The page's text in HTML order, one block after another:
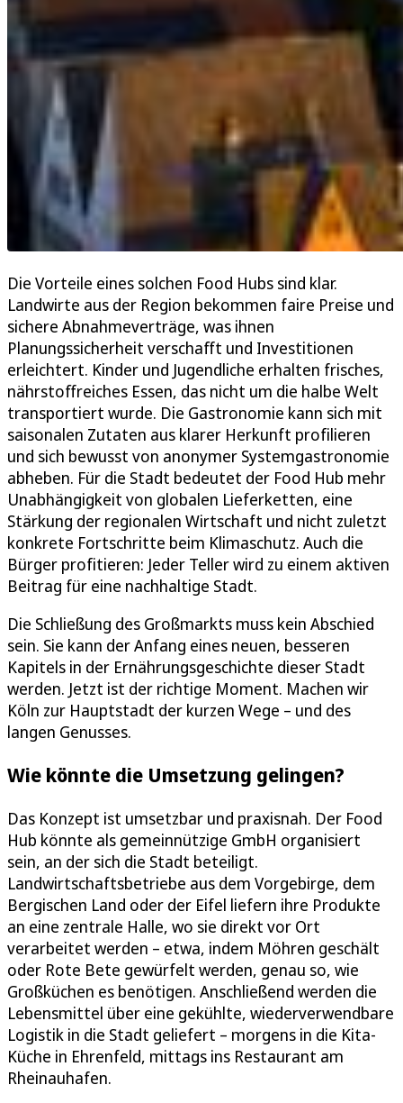
Die Vorteile eines solchen Food Hubs sind klar.
Landwirte aus der Region bekommen faire Preise und
sichere Abnahmeverträge, was ihnen
Planungssicherheit verschafft und Investitionen
erleichtert. Kinder und Jugendliche erhalten frisches,
nährstoffreiches Essen, das nicht um die halbe Welt
transportiert wurde. Die Gastronomie kann sich mit
saisonalen Zutaten aus klarer Herkunft profilieren
und sich bewusst von anonymer Systemgastronomie
abheben. Für die Stadt bedeutet der Food Hub mehr
Unabhängigkeit von globalen Lieferketten, eine
Stärkung der regionalen Wirtschaft und nicht zuletzt
konkrete Fortschritte beim Klimaschutz. Auch die
Bürger profitieren: Jeder Teller wird zu einem aktiven
Beitrag für eine nachhaltige Stadt.
Die Schließung des Großmarkts muss kein Abschied
sein. Sie kann der Anfang eines neuen, besseren
Kapitels in der Ernährungsgeschichte dieser Stadt
werden. Jetzt ist der richtige Moment. Machen wir
Köln zur Hauptstadt der kurzen Wege – und des
langen Genusses.
Wie könnte die Umsetzung gelingen?
Das Konzept ist umsetzbar und praxisnah. Der Food
Hub könnte als gemeinnützige GmbH organisiert
sein, an der sich die Stadt beteiligt.
Landwirtschaftsbetriebe aus dem Vorgebirge, dem
Bergischen Land oder der Eifel liefern ihre Produkte
an eine zentrale Halle, wo sie direkt vor Ort
verarbeitet werden – etwa, indem Möhren geschält
oder Rote Bete gewürfelt werden, genau so, wie
Großküchen es benötigen. Anschließend werden die
Lebensmittel über eine gekühlte, wiederverwendbare
Logistik in die Stadt geliefert – morgens in die Kita-
Küche in Ehrenfeld, mittags ins Restaurant am
Rheinauhafen.